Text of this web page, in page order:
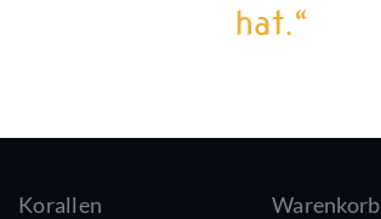
hat.“
Korallen
Warenkorb